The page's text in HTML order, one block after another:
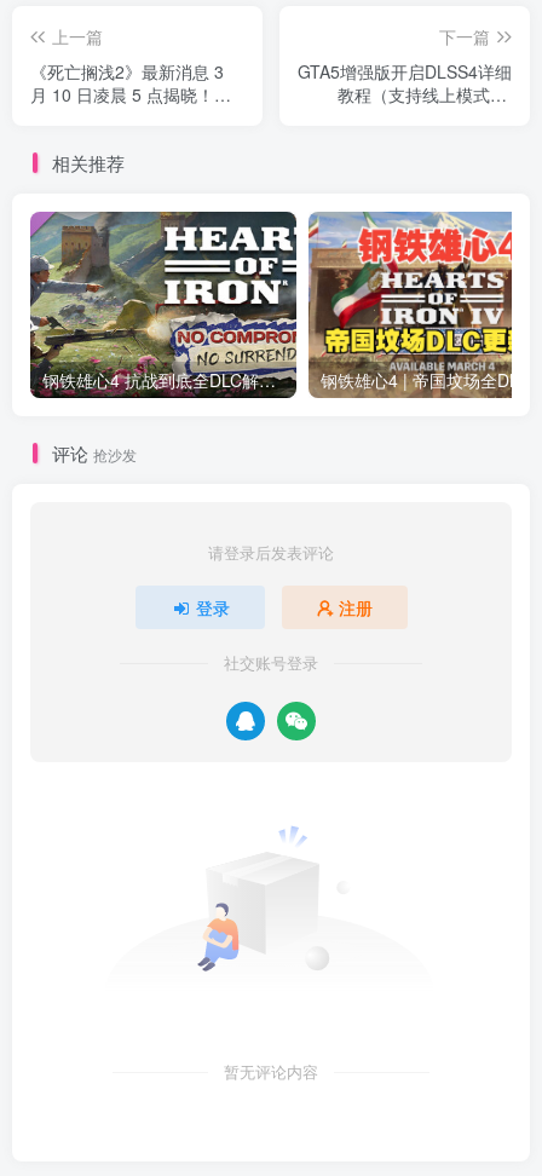
上一篇
《死亡搁浅2》最新消息 3
月 10 日凌晨 5 点揭晓！小
下一篇
GTA5增强版开启DLSS4详细
教程（支持线上模式）|
相关推荐
钢铁雄心4 抗战到底全DLC解锁补丁免费分享 1.17最新版2025
评论 抢沙发
请登录后发表评论
登录 注册
社交账号登录
暂无评论内容